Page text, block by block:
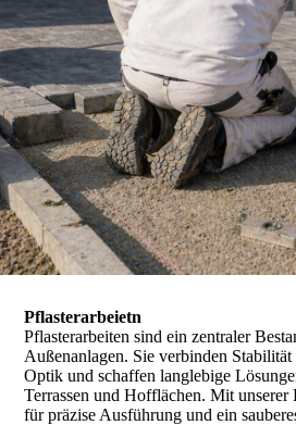
Pflasterarbeietn
Pflasterarbeiten sind ein zentraler
Außenanlagen. Sie verbinden Stabilität
Optik und schaffen langlebige
Terrassen und Hofflächen. Mit
für präzise Ausführung und ein